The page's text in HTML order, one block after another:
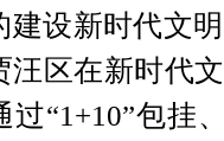
建设新时代文
汪区在新时代
过“1+10”包挂